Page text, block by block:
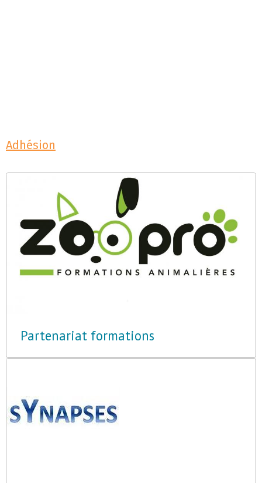
Adhésion
Partenariat formations